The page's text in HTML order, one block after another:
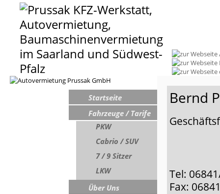
Startseite
Fahrzeuge / Tarife
PKW
Cabrio / SUV
7 / 9 Sitzer
LKW
Über Uns
Bernd
Tel:
Fax: